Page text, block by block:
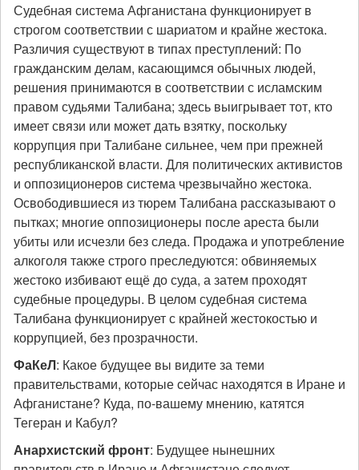
Судебная система Афганистана функционирует в
строгом соответствии с шариатом и крайне жестока.
Различия существуют в типах преступлений: По
гражданским делам, касающимся обычных людей,
решения принимаются в соответствии с исламским
правом судьями Талибана; здесь выигрывает тот, кто
имеет связи или может дать взятку, поскольку
коррупция при Талибане сильнее, чем при прежней
республиканской власти. Для политических активистов
и оппозиционеров система чрезвычайно жестока.
Освободившиеся из тюрем Талибана рассказывают о
пытках; многие оппозиционеры после ареста были
убиты или исчезли без следа. Продажа и употребление
алкоголя также строго преследуются: обвиняемых
жестоко избивают ещё до суда, а затем проходят
судебные процедуры. В целом судебная система
Талибана функционирует с крайней жестокостью и
коррупцией, без прозрачности.
ФаКеЛ: Какое будущее вы видите за теми
правительствами, которые сейчас находятся в Иране и
Афганистане? Куда, по-вашему мнению, катятся
Тегеран и Кабул?
Анархистский фронт: Будущее нынешних